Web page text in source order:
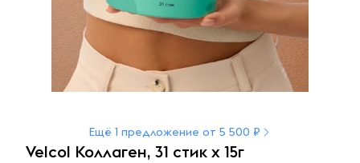
Ещё 1 предложение от 5 500 ₽
Velcol Коллаген, 31 стик х 15г